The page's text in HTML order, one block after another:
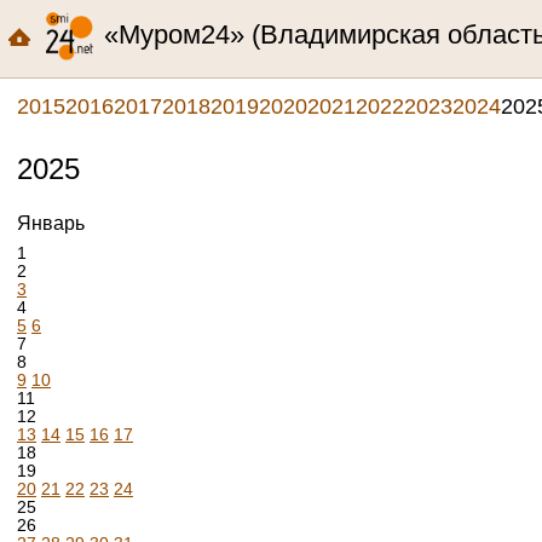
«Муром24» (Владимирская
2015201620172018201920202021202220232024
2025
Январь
1
2
3
4
5 6
7
8
9 10
11
12
13 14 15 16 17
18
19
20 21 22 23 24
25
26